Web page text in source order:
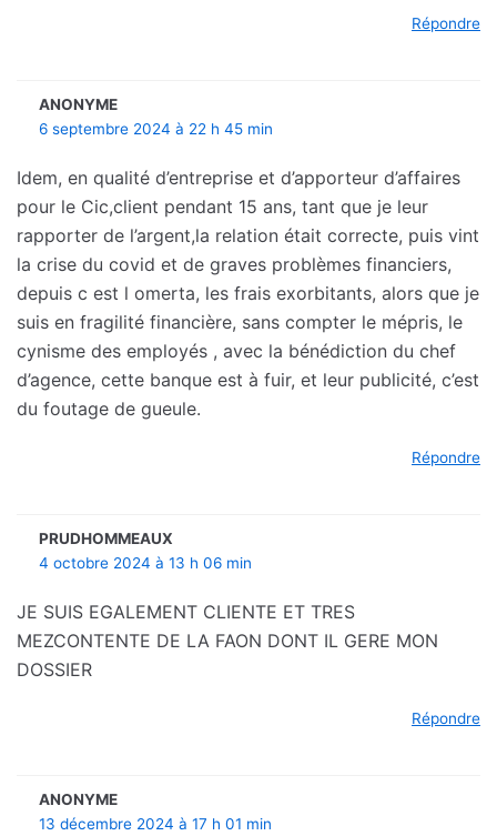
Répondre
ANONYME
6 septembre 2024 à 22 h 45 min
Idem, en qualité d’entreprise et d’apporteur d’affaires
pour le Cic,client pendant 15 ans, tant que je leur
rapporter de l’argent,la relation était correcte, puis vint
la crise du covid et de graves problèmes financiers,
depuis c est l omerta, les frais exorbitants, alors que je
suis en fragilité financière, sans compter le mépris, le
cynisme des employés , avec la bénédiction du chef
d’agence, cette banque est à fuir, et leur publicité, c’est
du foutage de gueule.
Répondre
PRUDHOMMEAUX
4 octobre 2024 à 13 h 06 min
JE SUIS EGALEMENT CLIENTE ET TRES
MEZCONTENTE DE LA FAON DONT IL GERE MON
DOSSIER
Répondre
ANONYME
13 décembre 2024 à 17 h 01 min